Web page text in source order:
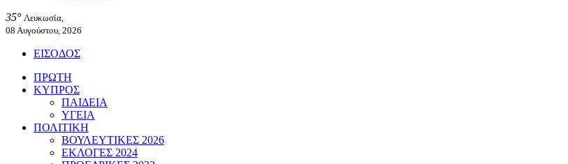
35° Λευκωσία,
08 Αυγούστου, 2026
ΕΙΣΟΔΟΣ
ΠΡΩΤΗ
ΚΥΠΡΟΣ
ΠΑΙΔΕΙΑ
ΥΓΕΙΑ
ΠΟΛΙΤΙΚΗ
ΒΟΥΛΕΥΤΙΚΕΣ 2026
ΕΚΛΟΓΕΣ 2024